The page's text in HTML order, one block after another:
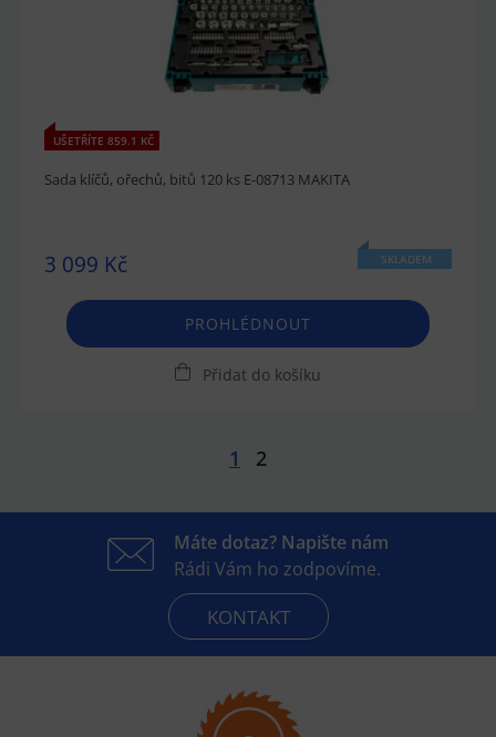
UŠETŘÍTE 859.1 KČ
Sada klíčů, ořechů, bitů 120 ks E-08713 MAKITA
3 099 Kč SKLADEM
PROHLÉDNOUT
Přidat do košíku
1 2
Máte dotaz? Napište nám
Rádi Vám ho zodpovíme.
KONTAKT